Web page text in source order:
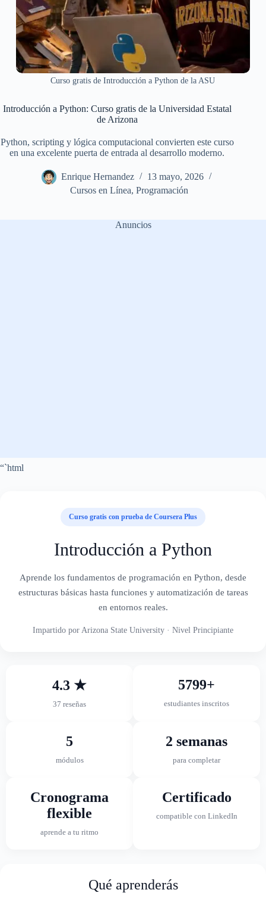
Curso gratis de Introducción a Python de la ASU
Introducción a Python: Curso gratis de la Universidad Estatal
de Arizona
Python, scripting y lógica computacional convierten este curso
en una excelente puerta de entrada al desarrollo moderno.
Enrique Hernandez
13 mayo, 2026
Cursos en Línea, Programación
Anuncios
“`html
Curso gratis con prueba de Coursera Plus
Introducción a Python
Aprende los fundamentos de programación en Python, desde
estructuras básicas hasta funciones y automatización de tareas
en entornos reales.
Impartido por Arizona State University · Nivel Principiante
4.3 ★
37 reseñas
5799+
estudiantes inscritos
5
módulos
2 semanas
para completar
Cronograma
flexible
aprende a tu ritmo
Certificado
compatible con LinkedIn
Qué aprenderás